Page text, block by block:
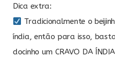
Dica extra:
Tradicionalmente o
índia, então para isso,
docinho um CRAVO DA